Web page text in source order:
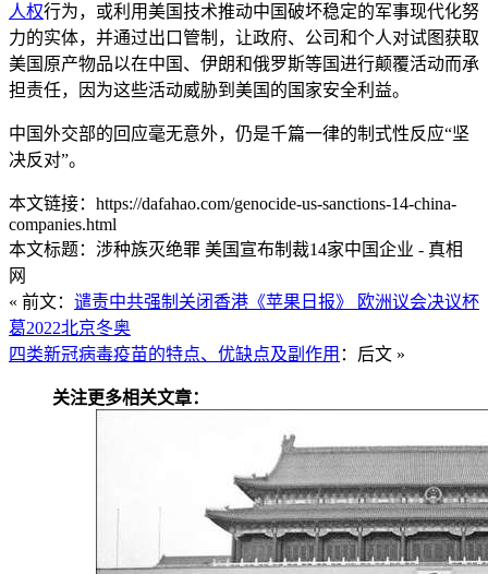
人权行为，或利用美国技术推动中国破坏稳定的军事现代化努
力的实体，并通过出口管制，让政府、公司和个人对试图获取
美国原产物品以在中国、伊朗和俄罗斯等国进行颠覆活动而承
担责任，因为这些活动威胁到美国的国家安全利益。
中国外交部的回应毫无意外，仍是千篇一律的制式性反应“坚
决反对”。
本文链接：https://dafahao.com/genocide-us-sanctions-14-china-
companies.html
本文标题：涉种族灭绝罪 美国宣布制裁14家中国企业 - 真相
网
« 前文： 谴责中共强制关闭香港《苹果日报》 欧洲议会决议杯
葛2022北京冬奥
四类新冠病毒疫苗的特点、优缺点及副作用 ：后文 »
关注更多相关文章：